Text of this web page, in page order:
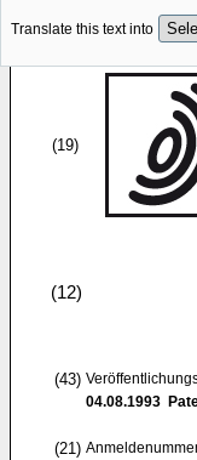
Translate this text into
(19)
(12)
(43)
04.08.1993
(21)